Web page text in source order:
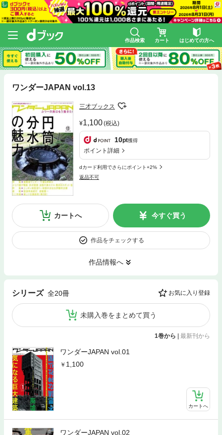
作品検索 カート はじめての方へ
ワンダーJAPAN vol.13
三才ブックス
1,100(税込)
10pt獲得
ポイント詳細
dカード利用でさらにポイント+2%
返品不可
カートへ 今すぐ買う
作品をチェックする
作品情報へ
シリーズ 全20冊 お気に入り登録
未購入巻をまとめて買う
1巻から 最新刊から
ワンダーJAPAN vol.01
1,100
カートへ
ワンダーJAPAN vol.02